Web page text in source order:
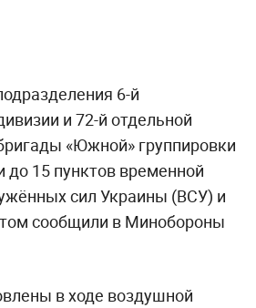
6-й
и 72-й отдельной
«Южной» группировки
до 15 пунктов временной
сил Украины (ВСУ) и
сообщили в Минобороны
в ходе воздушной